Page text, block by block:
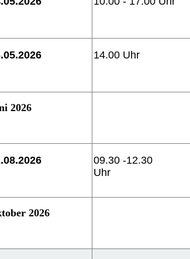
14.00 Uhr
2026
09.30 -12.30
Uhr
2026